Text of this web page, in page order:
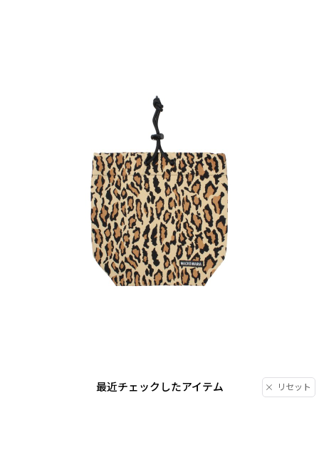
最近チェックしたアイテム リセット